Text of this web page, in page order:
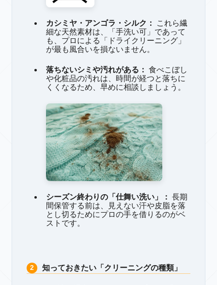
カシミヤ・アンゴラ・シルク：
これら繊
細な天然素材は、「手洗い可」であって
も、プロによる「ドライクリーニング」
が最も風合いを損ないません。
落ちないシミや汚れがある： 食べこぼし
や化粧品の汚れは、時間が経つと落ちに
くくなるため、早めに相談しましょう。
シーズン終わりの「仕舞い洗い」： 長期
間保管する前は、見えない汗や皮脂を落
とし切るためにプロの手を借りるのがベ
ストです。
知っておきたい「クリーニングの種類」